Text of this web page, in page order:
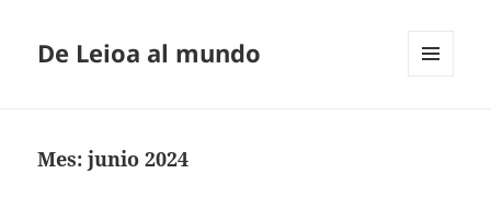
De Leioa al mundo
Mes:junio 2024